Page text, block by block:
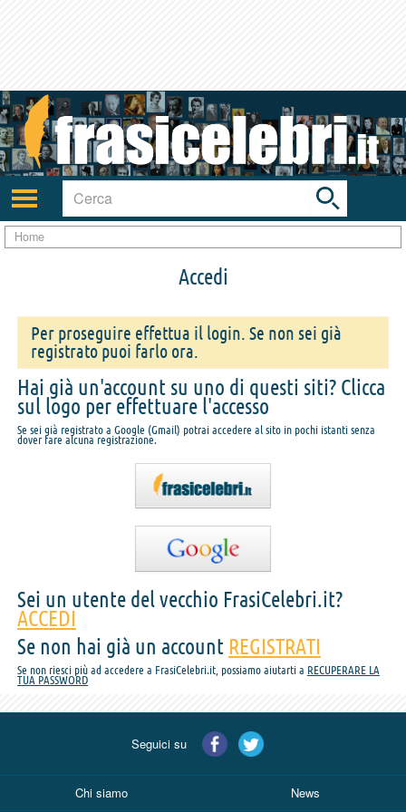
Attiva/disattiva
navigazione
Toggle
search
bar
Home
Accedi
Per proseguire effettua il login. Se non sei già
registrato puoi farlo ora.
Hai già un'account su uno di questi siti? Clicca
sul logo per effettuare l'accesso
Se sei già registrato a Google (Gmail) potrai accedere al sito in pochi istanti senza
dover fare alcuna registrazione.
Sei un utente del vecchio FrasiCelebri.it?
ACCEDI
Se non hai già un account REGISTRATI
Se non riesci più ad accedere a FrasiCelebri.it, possiamo aiutarti a RECUPERARE LA
TUA PASSWORD
Seguici su
Chi siamo News